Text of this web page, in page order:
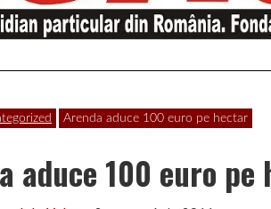
Arenda aduce 100 euro pe hectar
aduce 100 euro pe